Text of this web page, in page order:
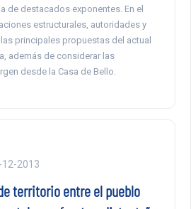
de destacados exponentes. En el
estructurales, autoridades y
principales propuestas del actual
además de considerar las
desde la Casa de Bello.
12-2013
territorio entre el pueblo